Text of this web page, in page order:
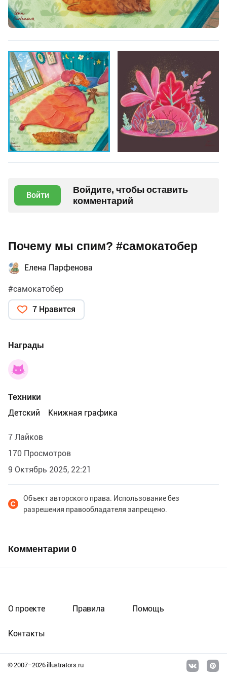
Войти
Войдите, чтобы оставить
комментарий
Почему мы спим? #самокатобер
Елена Парфенова
#самокатобер
7 Нравится
Награды
Техники
Детский
Книжная графика
7 Лайков
170 Просмотров
9 Октябрь 2025, 22:21
Объект авторского права. Использование без
разрешения правообладателя запрещено.
Комментарии 0
© 2007–2026illustrators.ru
О проекте Правила Помощь
Контакты